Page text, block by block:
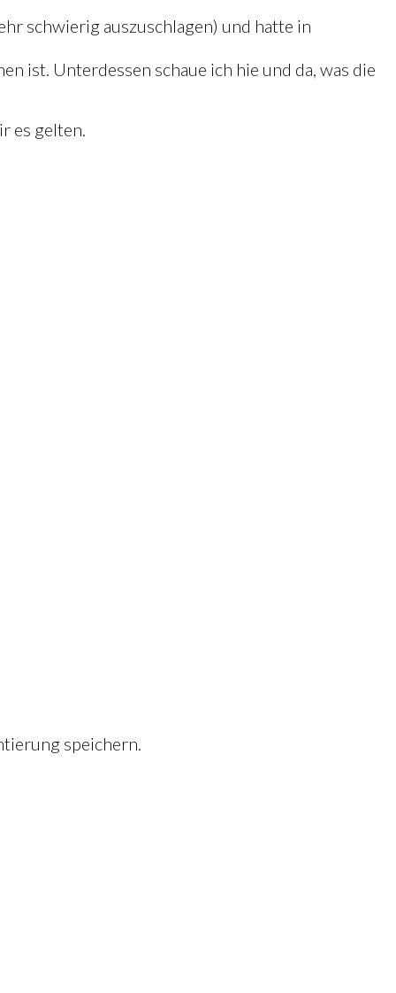
schwierig auszuschlagen) und hatte in
ist. Unterdessen schaue ich hie und da, was die
es gelten.
speichern.